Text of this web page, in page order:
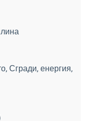
Сгради, енергия,